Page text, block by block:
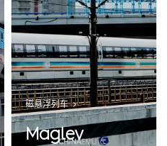
磁悬浮列车
Maglev